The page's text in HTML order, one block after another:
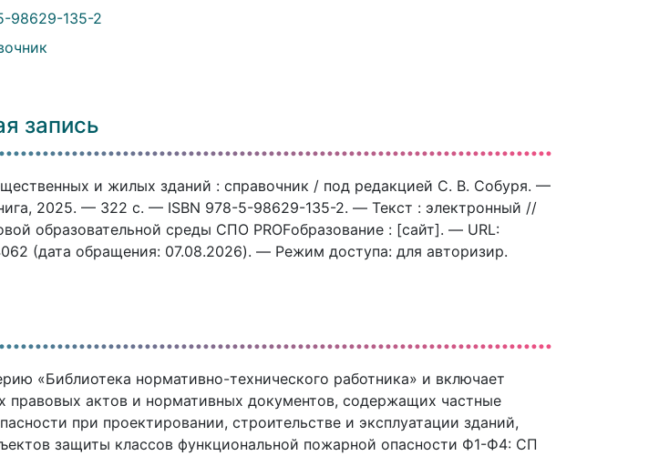
98629-135-2
запись
и жилых зданий : справочник / под редакцией С. В. Собуря. —
2025. — 322 c. — ISBN 978-5-98629-135-2. — Текст : электронный //
образовательной среды СПО PROFобразование : [сайт]. — URL:
(дата обращения: 07.08.2026). — Режим доступа: для авторизир.
«Библиотека нормативно-технического работника» и включает
правовых актов и нормативных документов, содержащих частные
при проектировании, строительстве и эксплуатации зданий,
защиты классов функциональной пожарной опасности Ф1-Ф4: СП